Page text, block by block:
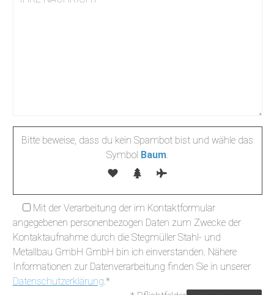
Bitte beweise, dass du kein Spambot bist und wähle das
Symbol Baum.
Mit der Verarbeitung der im Kontaktformular
angegebenen personenbezogen Daten zum Zwecke der
Kontaktaufnahme durch die Stegmüller Stahl- und
Metallbau GmbH GmbH bin ich einverstanden. Nähere
Informationen zur Datenverarbeitung finden Sie in unserer
Datenschutzerklärung.*